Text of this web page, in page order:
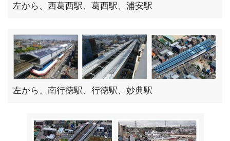
左から、西葛西駅、葛西駅、浦安駅
左から、南行徳駅、行徳駅、妙典駅